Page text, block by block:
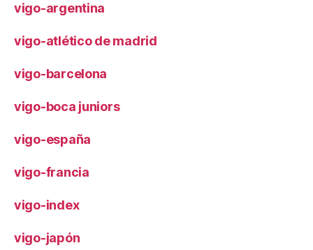
vigo-argentina
vigo-atlético de madrid
vigo-barcelona
vigo-boca juniors
vigo-españa
vigo-francia
vigo-index
vigo-japón